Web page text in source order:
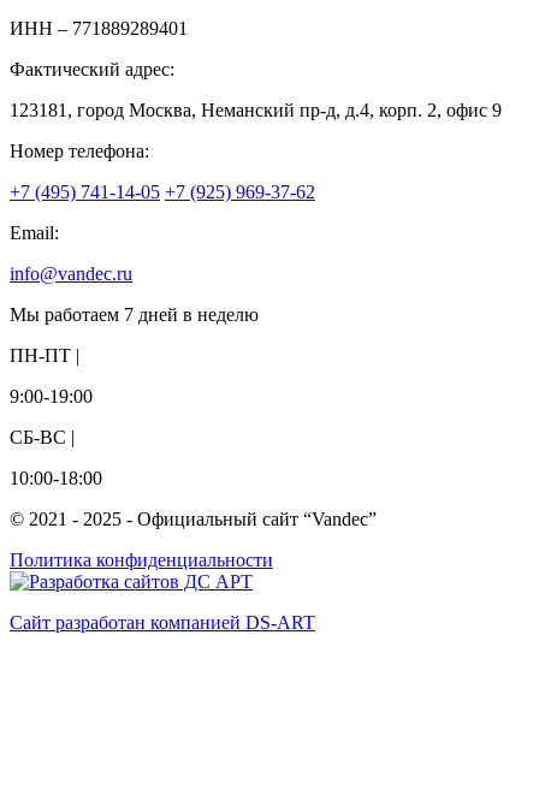
ИНН – 771889289401
Фактический адрес:
123181, город Москва, Неманский пр-д, д.4, корп. 2, офис 9
Номер телефона:
+7 (495) 741-14-05 +7 (925) 969-37-62
Email:
info@vandec.ru
Мы работаем 7 дней в неделю
ПН-ПТ |
9:00-19:00
СБ-ВС |
10:00-18:00
© 2021 - 2025 - Официальный сайт “Vandec”
Политика конфиденциальности
Сайт разработан компанией DS-ART